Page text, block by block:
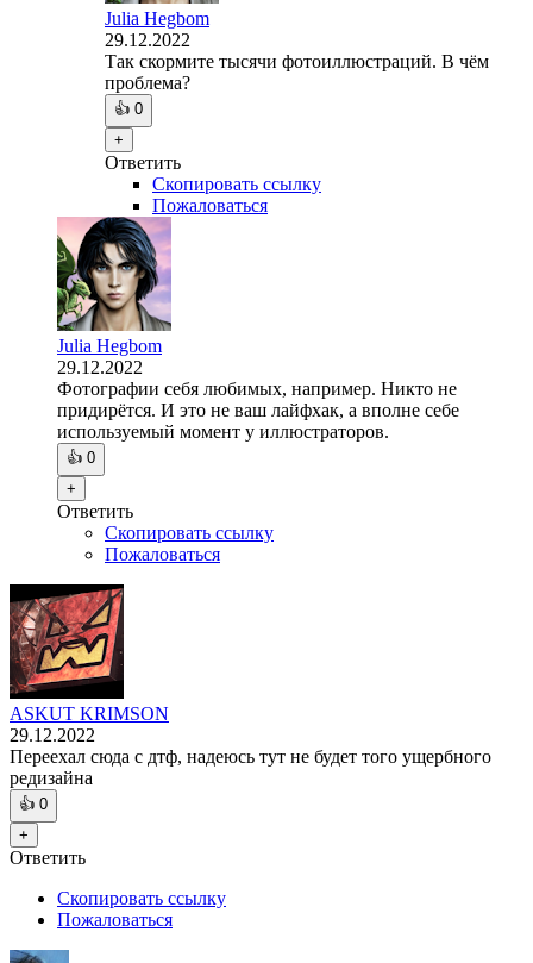
Julia Hegbom
29.12.2022
Так скормите тысячи фотоиллюстраций. В чём
проблема?
👍 0
+
Ответить
Скопировать ссылку
Пожаловаться
Julia Hegbom
29.12.2022
Фотографии себя любимых, например. Никто не
придирётся. И это не ваш лайфхак, а вполне себе
используемый момент у иллюстраторов.
👍 0
+
Ответить
Скопировать ссылку
Пожаловаться
ASKUT KRIMSON
29.12.2022
Переехал сюда с дтф, надеюсь тут не будет того ущербного
редизайна
👍 0
+
Ответить
Скопировать ссылку
Пожаловаться